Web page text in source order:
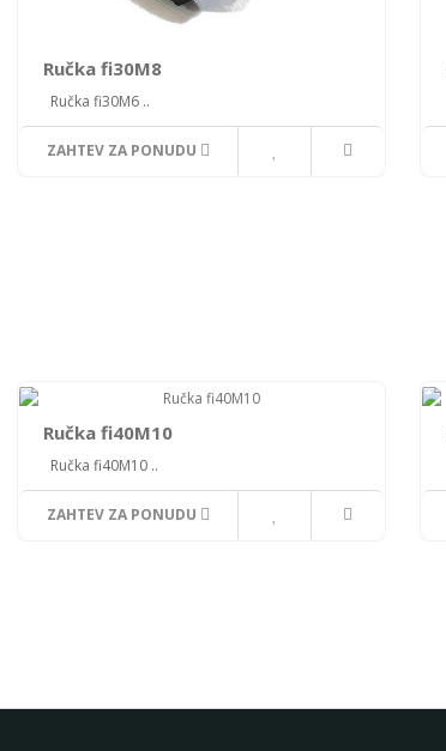
Ručka fi30M8
Ručka fi30M6 ..
ZAHTEV ZA PONUDU
Ručka fi40M10
Ručka fi40M10 ..
ZAHTEV ZA PONUDU